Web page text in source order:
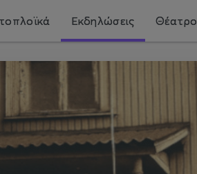
Εκδηλώσεις Θέατρο